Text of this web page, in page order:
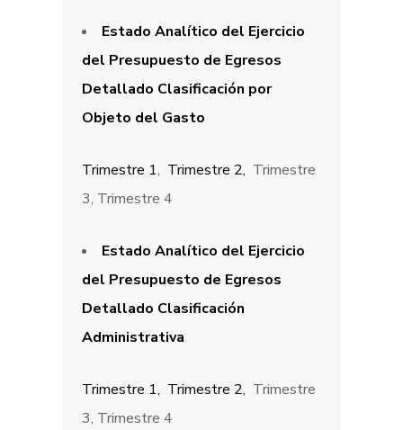
Estado Analítico del Ejercicio
del Presupuesto de Egresos
Detallado Clasificación por
Objeto del Gasto
Trimestre 1, Trimestre 2, Trimestre
3, Trimestre 4
Estado Analítico del Ejercicio
del Presupuesto de Egresos
Detallado Clasificación
Administrativa
Trimestre 1, Trimestre 2, Trimestre
3, Trimestre 4